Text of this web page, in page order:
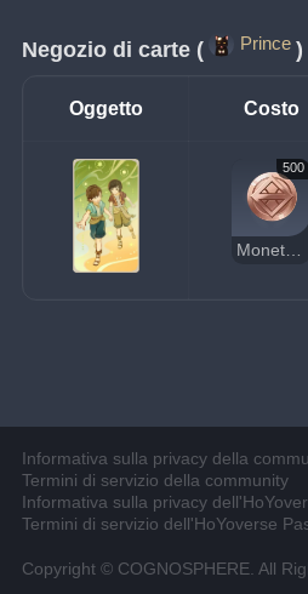
Negozio di carte ( Prince )
Oggetto Costo
500
Moneta della fortuna
Informativa sulla privacy della
Termini di servizio della community
Informativa sulla privacy
Termini di servizio dell'HoYoverse
Copyright © COGNOSPHERE. All